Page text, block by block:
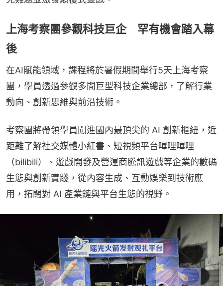
上海考察團參觀科技巨企 罕有機會踏入幕
後
在AI賦能領域，課程將於暑假期間舉行5天上海考察
團，學員透過參觀多間巨型科技企業總部，了解行業
動向、創新思維與前沿技術。
考察團將帶領學員闖進國內最頂尖的 AI 創新樞紐，近
距離了解社交媒體小紅書、短視頻平台嗶哩嗶哩
（bilibili）、遊戲開發及營運商騰訊遊戲等企業的數碼
生態與創新實踐，從內容生成、互動娛樂到技術應
用，拓闊對 AI 產業鏈與平台生態的視野。